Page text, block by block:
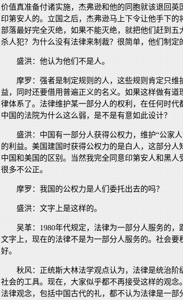
价值真准备付诸实施，杰弗逊和他的同胞就该退回英
印第安人的。立国之后，杰弗逊马上下令让他手下的
部落最好完全灭绝，如果不能灭绝，就把他们赶到五
杀人犯？为什么没有法律来制裁？很简单，他们制定
盛洪：他认为他们不是人。
摩罗：强者是制定规则的人，这些规则肯定只维
益，同时还要借用普遍正义的名义。如果这样做有道
律体系了。法律维护某一部分人的权利，在任何时代
中国的法院为什么这么弱，是不是有意如此设计？
盛洪：中国有一部分人获得公权力，维护“公家
的利益。美国建国时获得公权力的是白人，这部分人
中国和美国的区别。当然我完全同意印第安人和黑人
很多不公正。
摩罗：我国的公权力是人们委托出去的吗？
盛洪：文字上是这样的。
吴革：1980年代规定，法律为一部分人服务的
文字上，现在的法律不是为一部分人服务的。社会要
好。
秋风：正统斯大林法学观点认为，法律是统治阶
社会的工具。现在，大家似乎都不再接受这样的观念
法律观念，包括中国古代的礼，都不认为法律是一部